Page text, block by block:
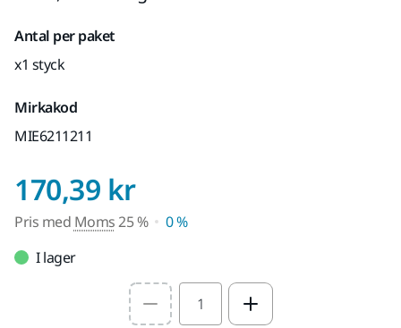
Antal per paket
x1 styck
Mirkakod
MIE6211211
170,39 krPris med Moms 25
Pris med Moms25 %
0 %
I lager
Select quantity value